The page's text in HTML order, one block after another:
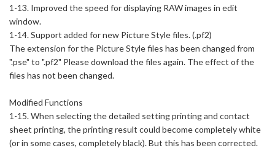
1-13. Improved the speed for displaying RAW images in edit
window.
1-14. Support added for new Picture Style files. (.pf2)
The extension for the Picture Style files has been changed from
".pse" to ".pf2" Please download the files again. The effect of the
files has not been changed.
Modified Functions
1-15. When selecting the detailed setting printing and contact
sheet printing, the printing result could become completely white
(or in some cases, completely black). But this has been corrected.